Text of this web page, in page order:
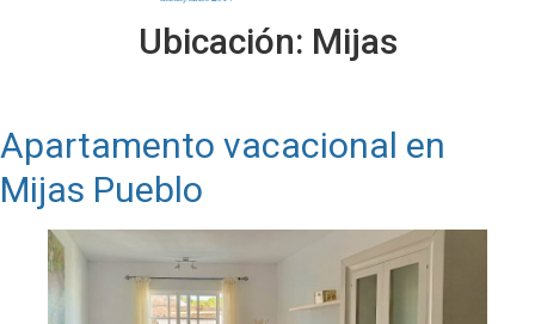
Ubicación: Mijas
Apartamento vacacional en
Mijas Pueblo